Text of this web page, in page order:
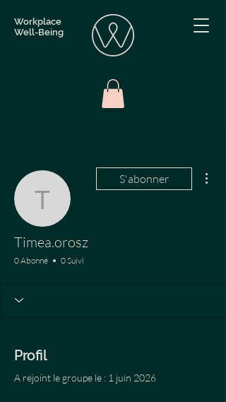
Workplace
Well-Being
Timea.orosz
S'abonner
Timea.orosz
0 Abonné 0 Suivi
Profil
A rejoint le groupe le : 1 juin 2026